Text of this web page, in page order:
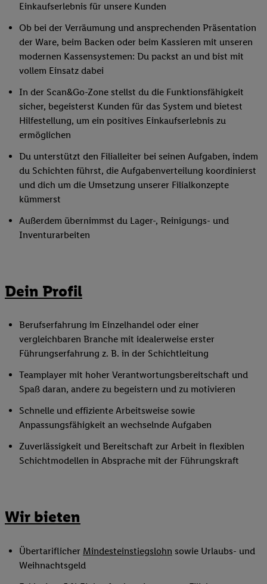
Einkaufserlebnis für unsere Kunden
Ob bei der Verräumung und ansprechenden Präsentation
der Ware, beim Backen oder beim Kassieren mit unseren
modernen Kassensystemen: Du packst an und bist mit
vollem Einsatz dabei
In der Scan&Go-Zone stellst du die Funktionsfähigkeit
sicher, begeisterst Kunden für das System und bietest
Hilfestellung, um ein positives Einkaufserlebnis zu
ermöglichen
Du unterstützt den Filialleiter bei seinen Aufgaben, indem
du Schichten führst, die Aufgabenverteilung koordinierst
und dich um die Umsetzung unserer Filialkonzepte
kümmerst
Außerdem übernimmst du Lager-, Reinigungs- und
Inventurarbeiten
Dein Profil
Berufserfahrung im Einzelhandel oder einer
vergleichbaren Branche mit idealerweise erster
Führungserfahrung z. B. in der Schichtleitung
Teamplayer mit hoher Verantwortungsbereitschaft und
Spaß daran, andere zu begeistern und zu motivieren
Schnelle und effiziente Arbeitsweise sowie
Anpassungsfähigkeit an wechselnde Aufgaben
Zuverlässigkeit und Bereitschaft zur Arbeit in flexiblen
Schichtmodellen in Absprache mit der Führungskraft
Wir bieten
Übertariflicher Mindesteinstiegslohn sowie Urlaubs- und
Weihnachtsgeld